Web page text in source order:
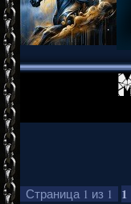
Страница 1 из 1 1